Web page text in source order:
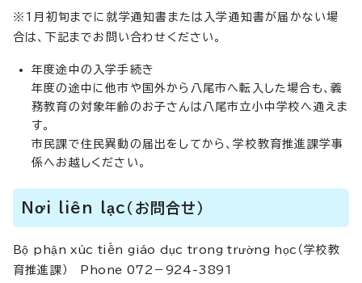
※1月初旬までに就学通知書または入学通知書が届かない場
合は、下記までお問い合わせください。
年度途中の入学手続き
年度の途中に他市や国外から八尾市へ転入した場合も、義
務教育の対象年齢のお子さんは八尾市立小中学校へ通えま
す。
市民課で住民異動の届出をしてから、学校教育推進課学事
係へお越しください。
Nơi liên lạc（お問合せ）
Bộ phận xúc tiến giáo dục trong trường học （学校教
育推進課）
Phone 072－924-3891